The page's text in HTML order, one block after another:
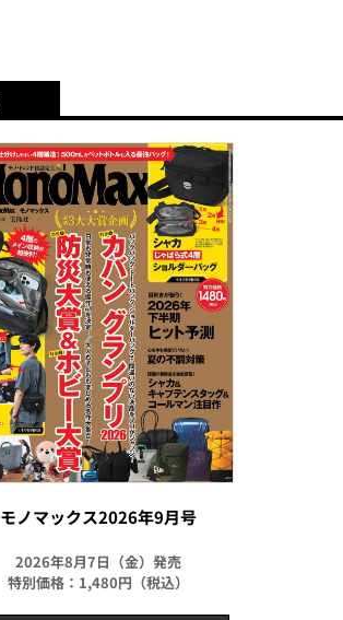
モノマックス2026年9月号
2026年8月7日（金）発売
特別価格：1,480円（税込）